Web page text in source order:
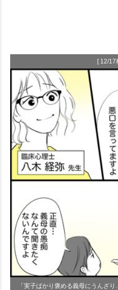
[ 12/17
「実子ばかり褒める義母にうんざ